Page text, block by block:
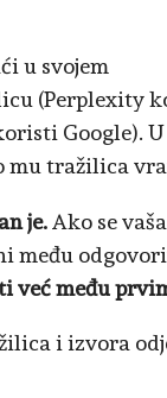
u svojem
(Perplexity
Google).
mu tražilica
je. Ako se vaša
među
već među
i izvora